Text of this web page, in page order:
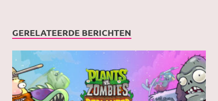
GERELATEERDE BERICHTEN